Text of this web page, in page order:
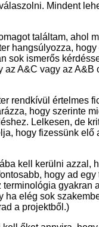
Mindent
találtam, ahol
hangsúlyozza,
sok ismerős
A&C vagy az A&B
rendkívül értelmes
hogy szerinte
Lelkesen, de
hogy fizessünk elő
kell kerülni azzal,
hogy ad egy
gyakran
ha elég sok
a projektből.)